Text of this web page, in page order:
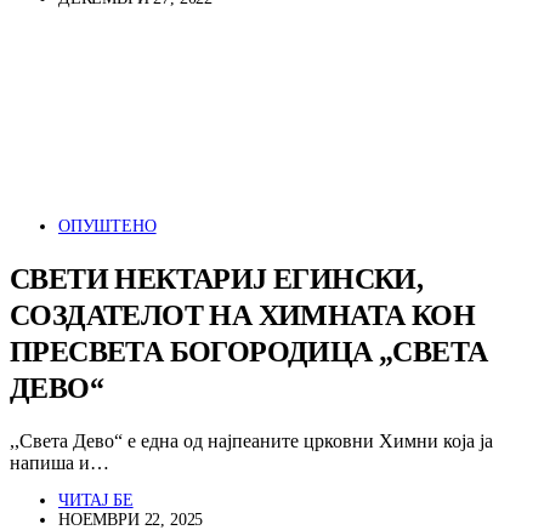
ОПУШТЕНО
СВЕТИ НЕКТАРИЈ ЕГИНСКИ,
СОЗДАТЕЛОТ НА ХИМНАТА КОН
ПРЕСВЕТА БОГОРОДИЦА „СВЕТА
ДЕВО“
,,Света Дево“ е една од најпеаните црковни Химни која ја
напиша и…
ЧИТАЈ БЕ
НОЕМВРИ 22, 2025